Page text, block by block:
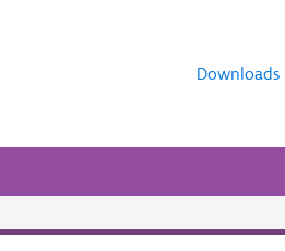
Downloads